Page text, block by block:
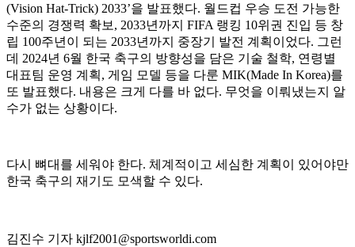
(Vision Hat-Trick) 2033’을 발표했다. 월드컵 우승 도전 가능한
수준의 경쟁력 확보, 2033년까지 FIFA 랭킹 10위권 진입 등 창
립 100주년이 되는 2033년까지 중장기 발전 계획이었다. 그런
데 2024년 6월 한국 축구의 방향성을 담은 기술 철학, 연령별
대표팀 운영 계획, 게임 모델 등을 다룬 MIK(Made In Korea)를
또 발표했다. 내용은 크게 다를 바 없다. 무엇을 이뤄냈는지 알
수가 없는 상황이다.
다시 뼈대를 세워야 한다. 체계적이고 세심한 계획이 있어야만
한국 축구의 재기도 모색할 수 있다.
김진수 기자 kjlf2001@sportsworldi.com